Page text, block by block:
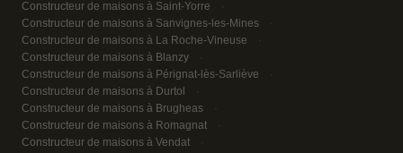
Constructeur de maisons à Saint-Yorre
Constructeur de maisons à Sanvignes-les-Mines
Constructeur de maisons à La Roche-Vineuse
Constructeur de maisons à Blanzy
Constructeur de maisons à Pérignat-lès-Sarliève
Constructeur de maisons à Durtol
Constructeur de maisons à Brugheas
Constructeur de maisons à Romagnat
Constructeur de maisons à Vendat